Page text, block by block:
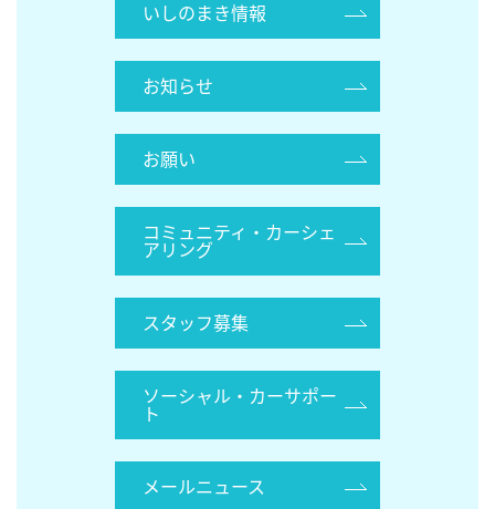
いしのまき情報
お知らせ
お願い
コミュニティ・カーシェ
アリング
スタッフ募集
ソーシャル・カーサポー
ト
メールニュース